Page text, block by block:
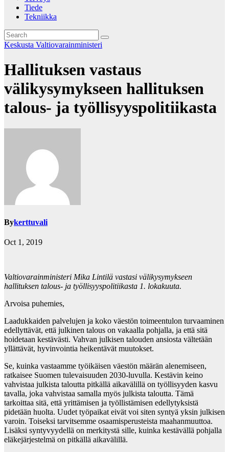
Tiede
Tekniikka
Keskusta Valtiovarainministeri
Hallituksen vastaus
välikysymykseen hallituksen
talous- ja työllisyyspolitiikasta
Bykerttuvali
Oct 1, 2019
Valtiovarainministeri Mika Lintilä vastasi välikysymykseen
hallituksen talous- ja työllisyyspolitiikasta 1. lokakuuta.
Arvoisa puhemies,
Laadukkaiden palvelujen ja koko väestön toimeentulon turvaaminen
edellyttävät, että julkinen talous on vakaalla pohjalla, ja että sitä
hoidetaan kestävästi. Vahvan julkisen talouden ansiosta vältetään
yllättävät, hyvinvointia heikentävät muutokset.
Se, kuinka vastaamme työikäisen väestön määrän alenemiseen,
ratkaisee Suomen tulevaisuuden 2030-luvulla. Kestävin keino
vahvistaa julkista taloutta pitkällä aikavälillä on työllisyyden kasvu
tavalla, joka vahvistaa samalla myös julkista taloutta. Tämä
tarkoittaa sitä, että yrittämisen ja työllistämisen edellytyksistä
pidetään huolta. Uudet työpaikat eivät voi siten syntyä yksin julkisen
varoin. Toiseksi tarvitsemme osaamisperusteista maahanmuuttoa.
Lisäksi syntyvyydellä on merkitystä sille, kuinka kestävällä pohjalla
eläkejärjestelmä on pitkällä aikavälillä.